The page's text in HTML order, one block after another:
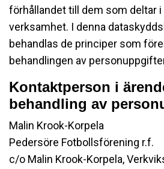
förhållandet till dem som deltar
verksamhet. I denna
behandlas de principer som
behandlingen av
Kontaktperson i
behandling av
Malin Krook-Korpela
Pedersöre Fotbollsförening r.f.
c/o Malin Krook-Korpela,